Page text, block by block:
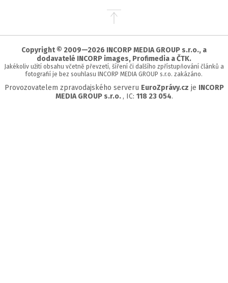
Přejít
stránky
Copyright © 2009—2026 INCORP MEDIA GROUP s.r.o., a
dodavatelé INCORP images, Profimedia a ČTK.
Jakékoliv užití obsahu včetně převzetí, šíření či dalšího zpřístupňování článků a
fotografií je bez souhlasu INCORP MEDIA GROUP s.r.o. zakázáno.
Provozovatelem zpravodajského serveru EuroZprávy.cz je INCORP
MEDIA GROUP s.r.o., IC: 118 23 054.